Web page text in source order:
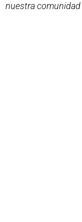
nuestra comunidad